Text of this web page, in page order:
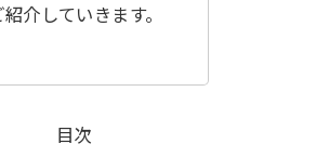
介していきます。
目次